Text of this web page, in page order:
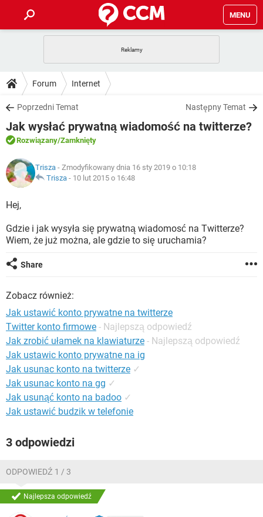
MENU
GRY
SPOTIFY
INSTAGRAM FACEBOOK
WINDOWS 10
PORADY
PlayStation
SPOTIFY
INSTAGRAM
WINDOWS 10
DO POBRANIA
ANDROID TIKTOK
GRY
IOS NETFLIX
INSTAGRAM
WINDOWS 10
FORUM
COVID-19
GRY
WINDOWS 10
ARTYKUŁY
COVID-19
GRY
SPOTIFY NETFLIX
INSTAGRAM FACEBOOK
WINDOWS 10
Forum Internet
Poprzedni Temat Następny Temat
Jak wysłać prywatną wiadomość na twitterze?
Rozwiązany/Zamknięty
Trisza - Zmodyfikowany dnia 16 sty 2019 o 10:18
Trisza - 10 lut 2015 o 16:48
Hej,
Gdzie i jak wysyła się prywatną wiadomosć na Twitterze?
Wiem, że już można, ale gdzie to się uruchamia?
Share
Zobacz również:
Jak ustawić konto prywatne na twitterze
Twitter konto firmowe - Najlepszą odpowiedź
Jak zrobić ułamek na klawiaturze - Najlepszą odpowiedź
Jak ustawic konto prywatne na ig
Jak usunac konto na twitterze ✓
Jak usunac konto na gg ✓
Jak usunąć konto na badoo ✓
Jak ustawić budzik w telefonie
3 odpowiedzi
ODPOWIEDŹ 1 / 3
Najlepsza odpowiedź